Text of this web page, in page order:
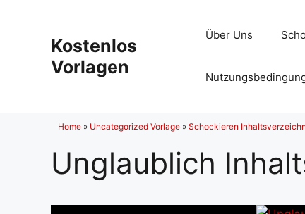
Kostenlos
Vorlagen
Über Uns
Home » Uncategorized Vorlage » Schockieren
Unglaublich